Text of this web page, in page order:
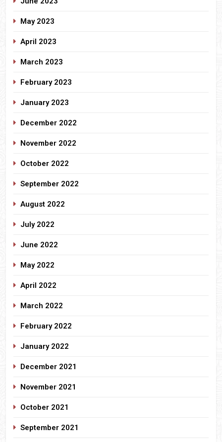
May 2023
April 2023
March 2023
February 2023
January 2023
December 2022
November 2022
October 2022
September 2022
August 2022
July 2022
June 2022
May 2022
April 2022
March 2022
February 2022
January 2022
December 2021
November 2021
October 2021
September 2021